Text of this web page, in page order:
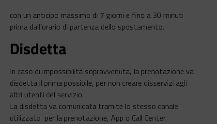
con un anticipo massimo di 7 giorni e fino a 30 minuti
prima dall’orario di partenza dello spostamento.
Disdetta
In caso di impossibilità sopravvenuta, la prenotazione va
disdetta il prima possibile, per non creare disservizi agli
altri utenti del servizio.
La disdetta va comunicata tramite lo stesso canale
utilizzato per la prenotazione, App o Call Center.